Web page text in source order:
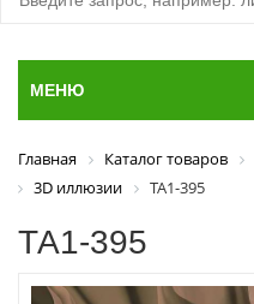
МЕНЮ
Главная Каталог товаров
3D иллюзии
ТА1-395
ТА1-395